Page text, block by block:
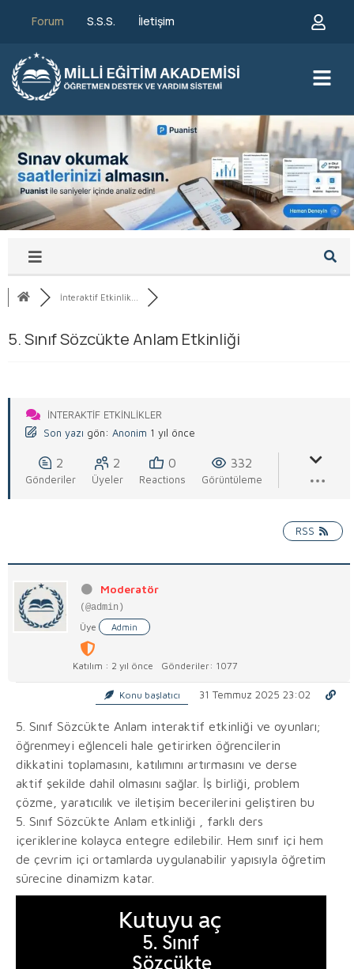
Forum S.S.S. İletişim
İnteraktif Etkinlik...
5. Sınıf Sözcükte Anlam Etkinliği
İNTERAKTIF ETKINLIKLER
Son yazı gön: Anonim 1 yıl önce
2
Gönderiler
2
Üyeler
0
Reactions
332
Görüntüleme
RSS
Moderatör
(@admin)
Üye Admin
Katılım : 2 yıl önce Gönderiler: 1077
Konu başlatıcı 31 Temmuz 2025 23:02
5. Sınıf Sözcükte Anlam interaktif etkinliği ve oyunları;
öğrenmeyi eğlenceli hale getirirken öğrencilerin
dikkatini toplamasını, katılımını artırmasını ve derse
aktif şekilde dahil olmasını sağlar. İş birliği, problem
çözme, yaratıcılık ve iletişim becerilerini geliştiren bu
5. Sınıf Sözcükte Anlam etkinliği , farklı ders
içeriklerine kolayca entegre edilebilir. Hem sınıf içi hem
de çevrim içi ortamlarda uygulanabilir yapısıyla öğretim
sürecine dinamizm katar.